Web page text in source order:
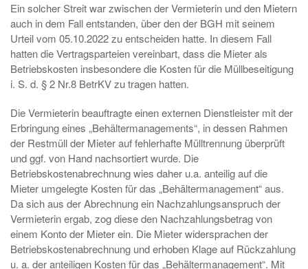
Ein solcher Streit war zwischen der Vermieterin und den Mietern
auch in dem Fall entstanden, über den der BGH mit seinem
Urteil vom 05.10.2022 zu entscheiden hatte. In diesem Fall
hatten die Vertragsparteien vereinbart, dass die Mieter als
Betriebskosten insbesondere die Kosten für die Müllbeseitigung
i. S. d. § 2 Nr.8 BetrKV zu tragen hatten.
Die Vermieterin beauftragte einen externen Dienstleister mit der
Erbringung eines „Behältermanagements“, in dessen Rahmen
der Restmüll der Mieter auf fehlerhafte Mülltrennung überprüft
und ggf. von Hand nachsortiert wurde. Die
Betriebskostenabrechnung wies daher u.a. anteilig auf die
Mieter umgelegte Kosten für das „Behältermanagement“ aus.
Da sich aus der Abrechnung ein Nachzahlungsanspruch der
Vermieterin ergab, zog diese den Nachzahlungsbetrag von
einem Konto der Mieter ein. Die Mieter widersprachen der
Betriebskostenabrechnung und erhoben Klage auf Rückzahlung
u. a. der anteiligen Kosten für das „Behältermanagement“. Mit